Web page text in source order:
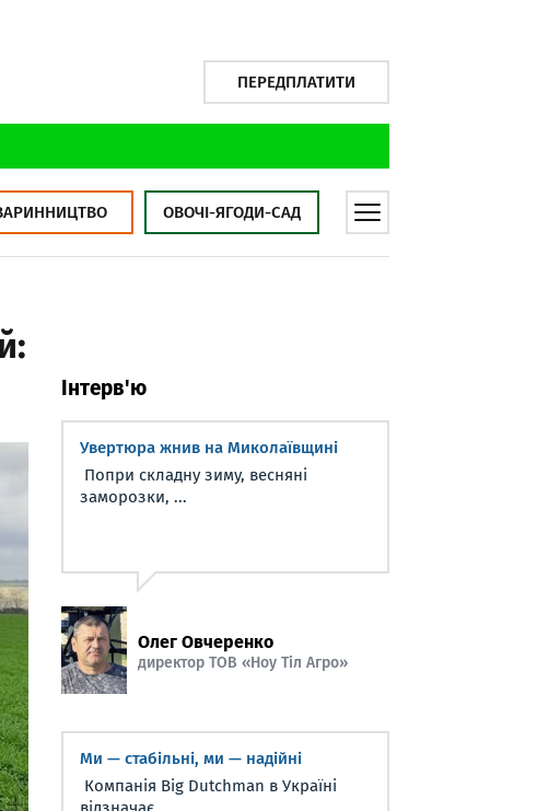
ПЕРЕДПЛАТИТИ
ОВОЧІ-ЯГОДИ-САД
Інтерв'ю
Увертюра жнив на Миколаївщині
Попри складну зиму, весняні
заморозки, ...
Олег Овчеренко
директор ТОВ «Ноу Тіл Агро»
Ми — стабільні, ми — надійні
Компанія Big Dutchman в Україні